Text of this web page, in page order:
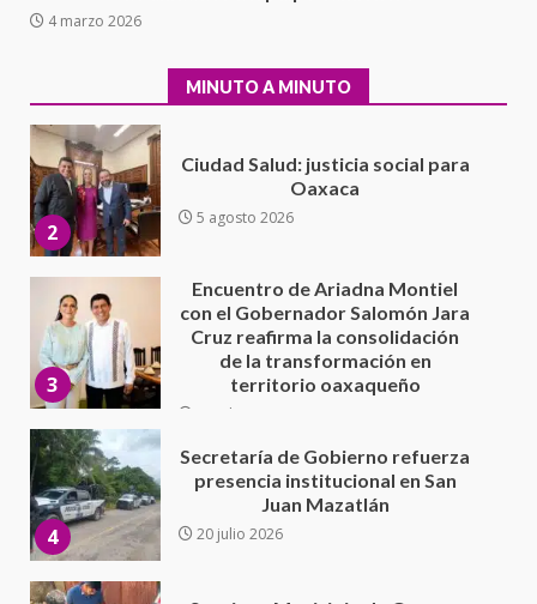
4 marzo 2026
MINUTO A MINUTO
5 agosto 2026
3
con el Gobernador Salomón Jara
Cruz reafirma la consolidación
de la transformación en
4
Secretaría de Gobierno refuerza
presencia institucional en San
Juan Mazatlán
20 julio 2026
5
Sanciona Municipio de Oaxaca
de Juárez caso de maltrato
animal tras denuncia ciudadana
16 julio 2026